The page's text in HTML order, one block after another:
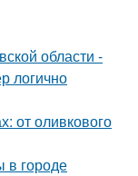
области -
логично
от оливкового
в городе